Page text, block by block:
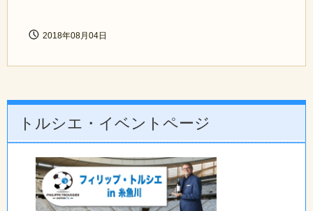
2018年08月04日
トルシエ・イベントページ